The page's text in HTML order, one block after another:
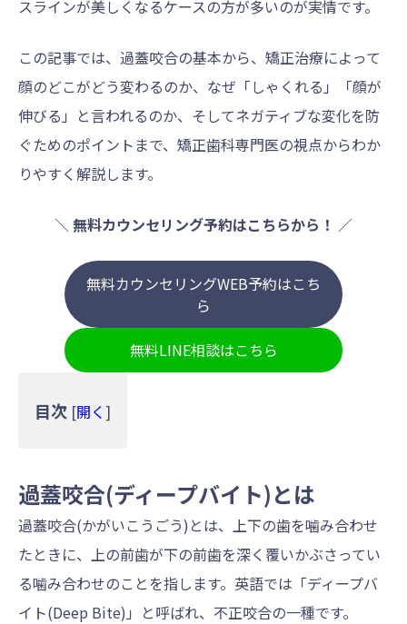
スラインが美しくなるケースの方が多いのが実情です。
この記事では、過蓋咬合の基本から、矯正治療によって
顔のどこがどう変わるのか、なぜ「しゃくれる」「顔が
伸びる」と言われるのか、そしてネガティブな変化を防
ぐためのポイントまで、矯正歯科専門医の視点からわか
りやすく解説します。
＼ 無料カウンセリング予約はこちらから！ ／
無料カウンセリングWEB予約はこち
ら
無料LINE相談はこちら
目次 [開く ]
過蓋咬合(ディープバイト)とは
過蓋咬合(かがいこうごう)とは、上下の歯を噛み合わせ
たときに、上の前歯が下の前歯を深く覆いかぶさってい
る噛み合わせのことを指します。英語では「ディープバ
イト(Deep Bite)」と呼ばれ、不正咬合の一種です。